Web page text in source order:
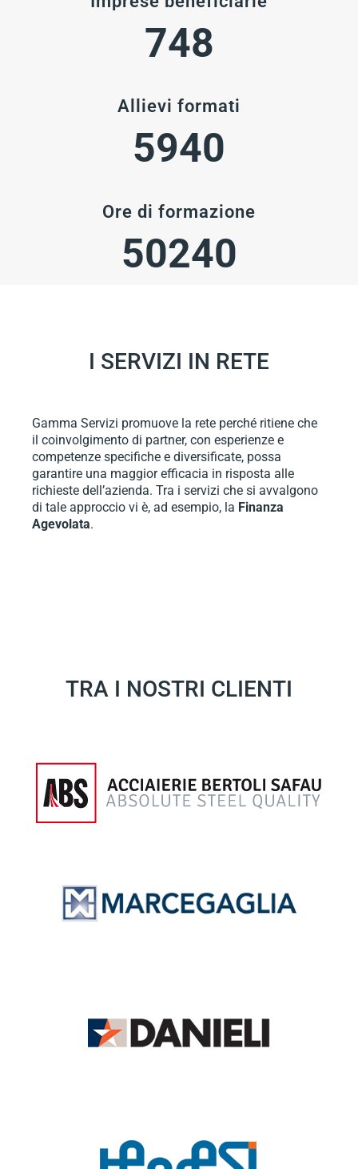
748
Allievi formati
5940
Ore di formazione
50240
I SERVIZI IN RETE
Gamma Servizi promuove la rete perché ritiene che
il coinvolgimento di partner, con esperienze e
competenze specifiche e diversificate, possa
garantire una maggior efficacia in risposta alle
richieste dell’azienda. Tra i servizi che si avvalgono
di tale approccio vi è, ad esempio, la Finanza
Agevolata.
TRA I NOSTRI CLIENTI